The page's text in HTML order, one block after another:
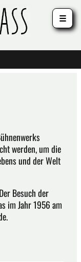
werden, um die
und der Welt
Besuch der
im Jahr 1956 am
☰